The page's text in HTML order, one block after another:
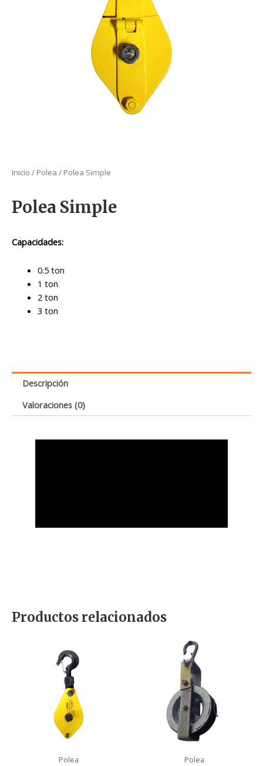
Inicio / Polea / Polea Simple
Polea Simple
Capacidades:
0.5 ton
1 ton
2 ton
3 ton
Descripción
Valoraciones (0)
Productos relacionados
Polea Polea